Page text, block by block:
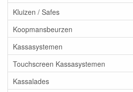
Kluizen / Safes
Koopmansbeurzen
Kassasystemen
Touchscreen Kassasystemen
Kassalades